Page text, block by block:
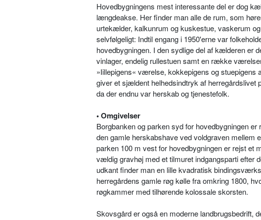
Hovedbygningens mest interessante del er dog
længdeakse. Her finder man alle de rum, som
urtekælder, kalkunrum og kuskestue, vaskerum
selvfølgeligt: Indtil engang i 1950'erne var
hovedbygningen. I den sydlige del af kælderen er
vinlager, endelig rullestuen samt en række
»Iillepigens« værelse, kokkepigens og
giver et sjældent helhedsindtryk af herregårdslivet
da der endnu var herskab og tjenestefolk.
• Omgivelser
Borgbanken og parken syd for hovedbygningen
den gamle herskabshave ved voldgraven
parken 100 m vest for hovedbygningen er rejst et
vældig gravhøj med et tilmuret indgangsparti efter
udkant finder man en lille kvadratisk
herregårdens gamle røg kølle fra omkring 1800,
røgkammer med tilhørende kolossale skorsten.
Skovsgård er også en moderne landbrugsbedrift,